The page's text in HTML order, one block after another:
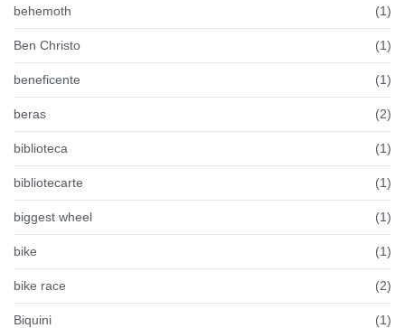
behemoth (1)
Ben Christo (1)
beneficente (1)
beras (2)
biblioteca (1)
bibliotecarte (1)
biggest wheel (1)
bike (1)
bike race (2)
Biquini (1)